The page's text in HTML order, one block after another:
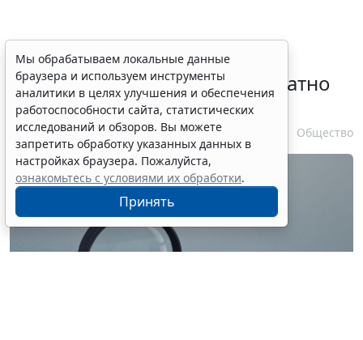
Временное удостоверение
личности оформляется бесплатно
при утрате паспорта
7 августа 2026 17:55 Общество
Мы обрабатываем локальные данные
браузера и используем инструменты
аналитики в целях улучшения и обеспечения
работоспособности сайта, статистических
исследований и обзоров. Вы можете
запретить обработку указанных данных в
настройках браузера. Пожалуйста,
ознакомьтесь с условиями их обработки.
Принять